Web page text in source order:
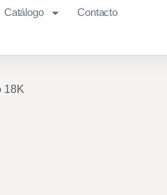
Catálogo Contacto
18K